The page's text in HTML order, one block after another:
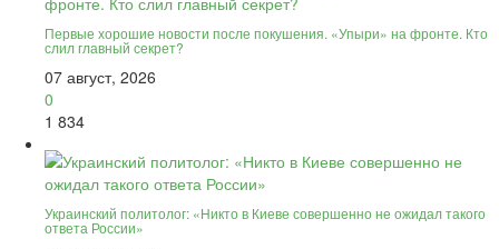
Первые хорошие новости после покушения. «Упыри» на фронте. Кто
слил главный секрет?
07 август, 2026
0
1 834
Украинский политолог: «Никто в Киеве совершенно не ожидал такого
ответа России»